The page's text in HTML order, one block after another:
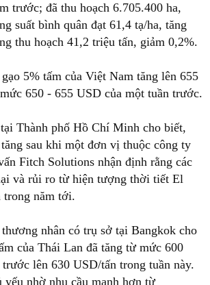
trước; đã thu hoạch 6.705.400 ha,
suất bình quân đạt 61,4 tạ/ha, tăng
thu hoạch 41,2 triệu tấn, giảm 0,2%.
5% tấm của Việt Nam tăng lên 655
650 - 655 USD của một tuần trước.
Thành phố Hồ Chí Minh cho biết,
sau khi một đơn vị thuộc công ty
Fitch Solutions nhận định rằng các
và rủi ro từ hiện tượng thời tiết El
trong năm tới.
nhân có trụ sở tại Bangkok cho
của Thái Lan đã tăng từ mức 600
lên 630 USD/tấn trong tuần này.
yếu nhờ nhu cầu mạnh hơn từ